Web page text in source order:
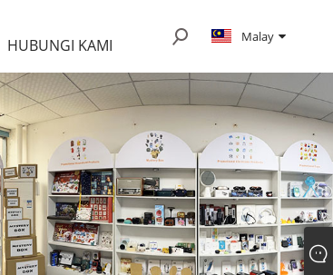
HUBUNGI KAMI Malay